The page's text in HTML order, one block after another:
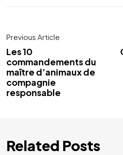
Previous Article
Les 10
commandements du
maître d’animaux de
compagnie
responsable
Related Posts